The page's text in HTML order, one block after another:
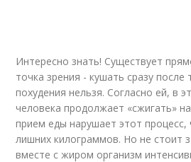
Интересно знать! Существует
точка зрения - кушать сразу после
похудения нельзя. Согласно ей, в
человека продолжает «сжигать»
прием еды нарушает этот процесс,
лишних килограммов. Но не стоит
вместе с жиром организм